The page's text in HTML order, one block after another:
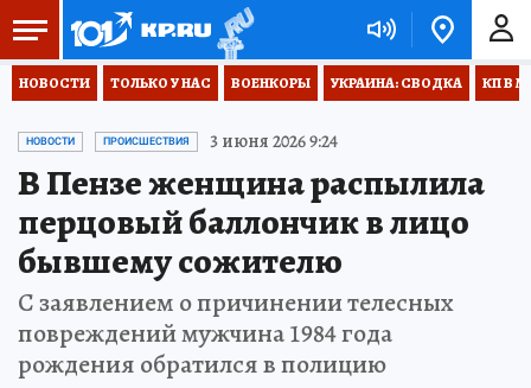
НОВОСТИ ТОЛЬКО У НАС ВОЕНКОРЫ УКРАИНА: СВОДКА КП В
НОВОСТИ ПРОИСШЕСТВИЯ 3 июня 2026 9:24
В Пензе женщина распылила
перцовый баллончик в лицо
бывшему сожителю
С заявлением о причинении телесных
повреждений мужчина 1984 года
рождения обратился в полицию